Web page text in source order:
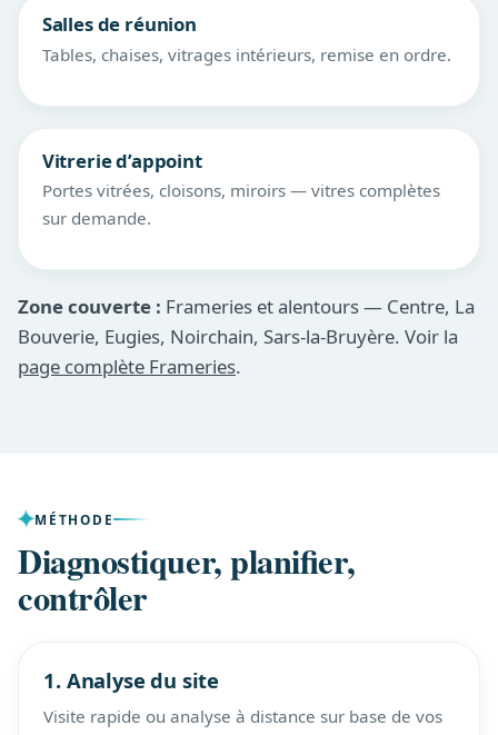
Salles de réunion
Tables, chaises, vitrages intérieurs, remise en ordre.
Vitrerie d’appoint
Portes vitrées, cloisons, miroirs — vitres complètes
sur demande.
Zone couverte : Frameries et alentours — Centre, La
Bouverie, Eugies, Noirchain, Sars-la-Bruyère. Voir la
page complète Frameries.
MÉTHODE
Diagnostiquer, planifier,
contrôler
1. Analyse du site
Visite rapide ou analyse à distance sur base de vos